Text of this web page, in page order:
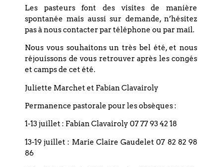
« Jalousie et fratrie »
Dimanche 14 à 10h30: Culte commun aux paroisses de
Strasbourg centre à l’église Saint-Paul (à côté du Palais
universitaire)
Dimanche 14 à 10h30: Dimanche en Fête (Rdv sur le
parvis de l’église Saint-Paul)
Pas de culte au Bouclier
Dimanche 21: Semaine de l’unité des chrétiens au
Bouclier
9h00-10h00 : Intervention de Michel Deneken,
théologien catholique : « Quel avenir pour
Les pasteurs font des visites de manière
spontanée mais aussi sur demande, n’hésitez
pas à nous contacter par téléphone ou par mail.
Nous vous souhaitons un très bel été, et nous
réjouissons de vous retrouver après les congés
et camps de cet été.
Juliette Marchet et Fabian Clavairoly
Permanence pastorale pour les obsèques :
1-13 juillet : Fabian Clavairoly 07 77 93 42 18
13-19 juillet : Marie Claire Gaudelet 07 82 82 98
86